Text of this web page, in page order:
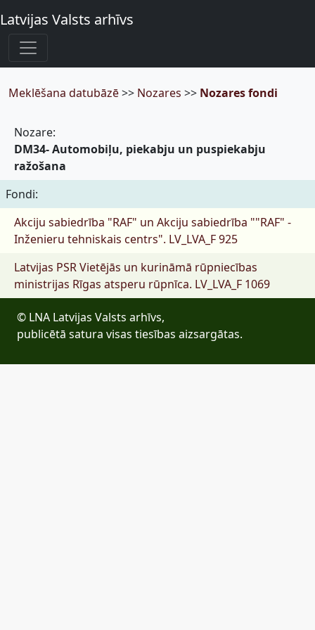
Latvijas Valsts arhīvs
Meklēšana datubāzē>> Nozares >> Nozares fondi
Nozare:
DM34- Automobiļu, piekabju un puspiekabju
ražošana
Fondi:
Akciju sabiedrība "RAF" un Akciju sabiedrība ""RAF" -
Inženieru tehniskais centrs". LV_LVA_F 925
Latvijas PSR Vietējās un kurināmā rūpniecības
ministrijas Rīgas atsperu rūpnīca. LV_LVA_F 1069
© LNA Latvijas Valsts arhīvs,
publicētā satura visas tiesības aizsargātas.